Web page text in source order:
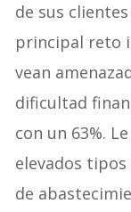
de sus
principal reto
vean
dificultad
con un 63%.
elevados
de